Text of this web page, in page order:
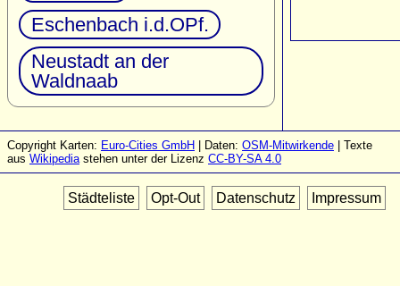
Eschenbach i.d.OPf.
Neustadt an der
Waldnaab
Copyright Karten: Euro-Cities GmbH | Daten: OSM-Mitwirkende | Texte
aus Wikipediastehen unter der Lizenz CC-BY-SA 4.0
Städteliste Opt-Out Datenschutz Impressum